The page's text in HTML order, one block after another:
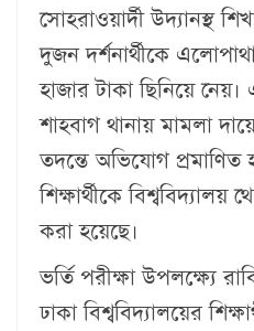
সোহরাওয়ার্দী উদ্যানস্থ
দুজন দর্শনার্থীকে
হাজার টাকা ছিনিয়ে
শাহবাগ থানায় মামলা
তদন্তে অভিযোগ
শিক্ষার্থীকে বিশ্ববিদ্যালয়
করা হয়েছে।
ভর্তি পরীক্ষা উপলক্ষ্যে
ঢাকা বিশ্ববিদ্যালয়ের